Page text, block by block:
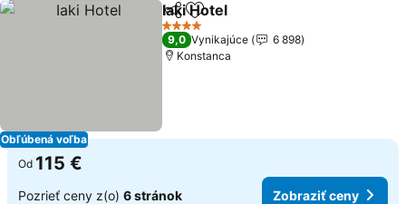
Obľúbená voľba
ZdieľaťPridať do obľúbených
Iaki Hotel
4 Počet hviezdičiek
9,0 Vynikajúce
6 898
Konstanca
Od 115 €
Pozrieť ceny z(o) 6 stránok Zobraziť ceny